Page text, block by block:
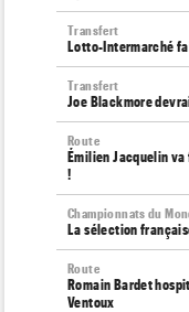
Transfert
Lotto-Intermarché
Transfert
Joe Blackmore
Route
Émilien Jacquelin
!
Championnats du
La sélection
Route
Romain Bardet
Ventoux